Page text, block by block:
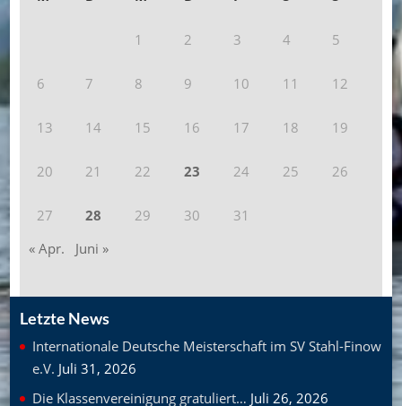
1 2 3 4 5
6 7 8 9 10 11 12
13 14 15 16 17 18 19
20 21 22 23 24 25 26
27 28 29 30
31
« Apr.
Juni »
Letzte News
Internationale Deutsche Meisterschaft im SV Stahl-Finow
e.V. Juli 31, 2026
Die Klassenvereinigung gratuliert… Juli 26, 2026